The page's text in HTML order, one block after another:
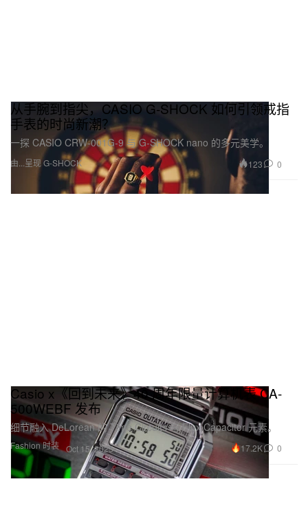
从手腕到指尖，CASIO G-SHOCK 如何引领戒指
手表的时尚新潮？
一探 CASIO CRW-001G-9 与 G-SHOCK nano 的多元美学。
由...呈现 G-SHOCK 123 0
Fashion 时装
Casio x《回到未来》40 周年限量计算机表 CA-
500WEBF 发布
细节融入 DeLorean 的 Time Circuits 与 Flux Capacitor 元素。
Oct 15, 2025 17.2K 0